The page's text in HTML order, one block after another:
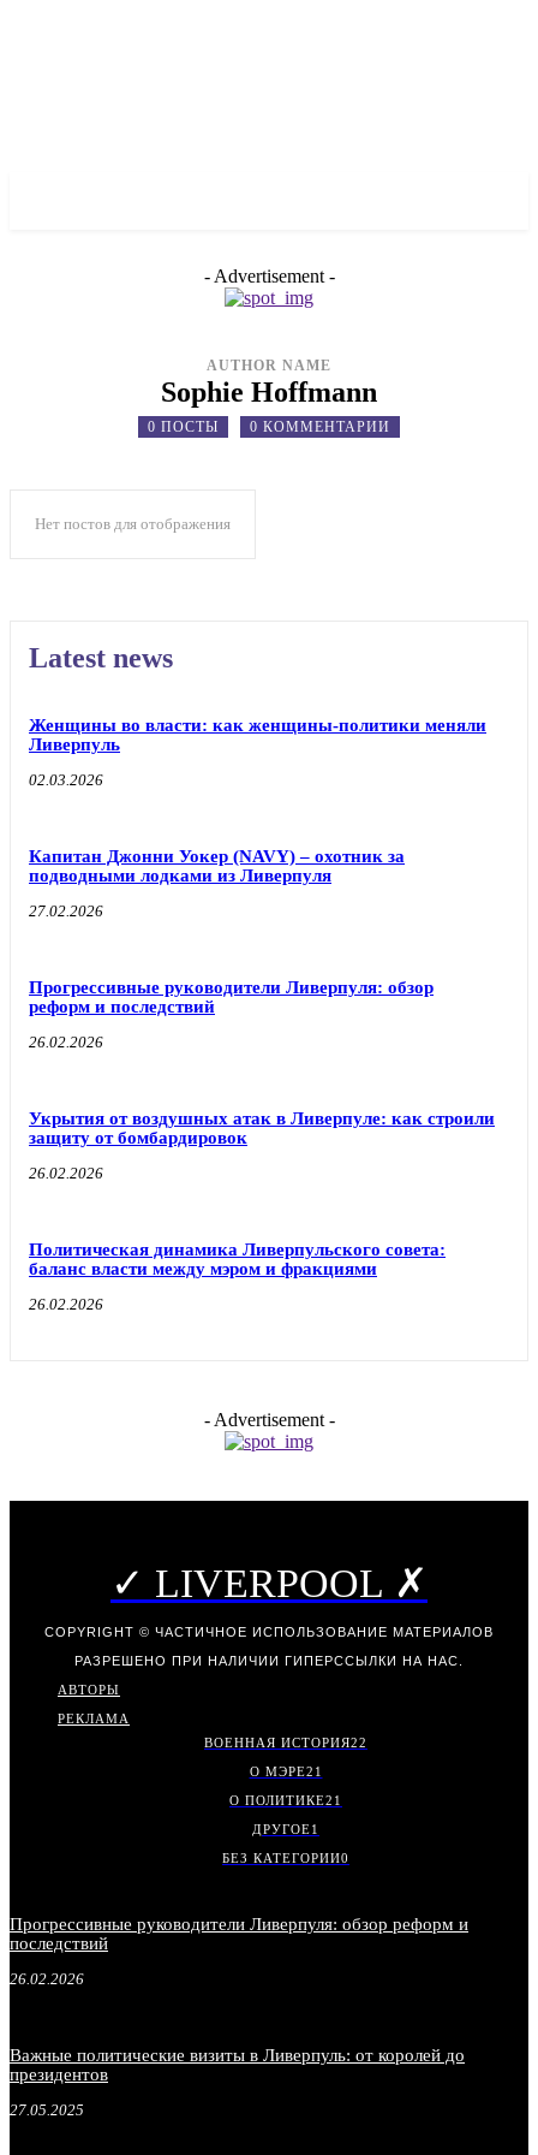
- Advertisement -
AUTHOR NAME
Sophie Hoffmann
0 ПОСТЫ 0 КОММЕНТАРИИ
Нет постов для отображения
Latest news
Женщины во власти: как женщины-политики меняли
Ливерпуль
02.03.2026
Капитан Джонни Уокер (NAVY) – охотник за
подводными лодками из Ливерпуля
27.02.2026
Прогрессивные руководители Ливерпуля: обзор
реформ и последствий
26.02.2026
Укрытия от воздушных атак в Ливерпуле: как строили
защиту от бомбардировок
26.02.2026
Политическая динамика Ливерпульского совета:
баланс власти между мэром и фракциями
26.02.2026
- Advertisement -
✓ LIVERPOOL ✗
COPYRIGHT © ЧАСТИЧНОЕ ИСПОЛЬЗОВАНИЕ МАТЕРИАЛОВ
РАЗРЕШЕНО ПРИ НАЛИЧИИ ГИПЕРССЫЛКИ НА НАС.
АВТОРЫ
РЕКЛАМА
ВОЕННАЯ ИСТОРИЯ22
О МЭРЕ21
О ПОЛИТИКЕ21
ДРУГОЕ1
БЕЗ КАТЕГОРИИ0
Прогрессивные руководители Ливерпуля: обзор реформ и
последствий
26.02.2026
Важные политические визиты в Ливерпуль: от королей до
президентов
27.05.2025